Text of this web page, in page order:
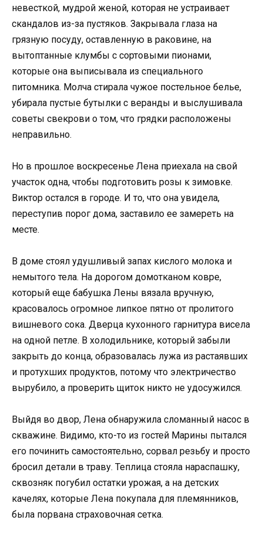
невесткой, мудрой женой, которая не устраивает
скандалов из-за пустяков. Закрывала глаза на
грязную посуду, оставленную в раковине, на
вытоптанные клумбы с сортовыми пионами,
которые она выписывала из специального
питомника. Молча стирала чужое постельное белье,
убирала пустые бутылки с веранды и выслушивала
советы свекрови о том, что грядки расположены
неправильно.
Но в прошлое воскресенье Лена приехала на свой
участок одна, чтобы подготовить розы к зимовке.
Виктор остался в городе. И то, что она увидела,
переступив порог дома, заставило ее замереть на
месте.
В доме стоял удушливый запах кислого молока и
немытого тела. На дорогом домотканом ковре,
который еще бабушка Лены вязала вручную,
красовалось огромное липкое пятно от пролитого
вишневого сока. Дверца кухонного гарнитура висела
на одной петле. В холодильнике, который забыли
закрыть до конца, образовалась лужа из растаявших
и протухших продуктов, потому что электричество
вырубило, а проверить щиток никто не удосужился.
Выйдя во двор, Лена обнаружила сломанный насос в
скважине. Видимо, кто-то из гостей Марины пытался
его починить самостоятельно, сорвал резьбу и просто
бросил детали в траву. Теплица стояла нараспашку,
сквозняк погубил остатки урожая, а на детских
качелях, которые Лена покупала для племянников,
была порвана страховочная сетка.